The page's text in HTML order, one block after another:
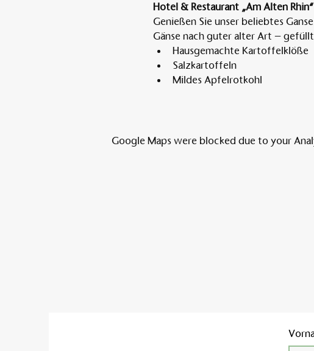
Hotel & Restaurant „Am Alten
Genießen Sie unser beliebtes
Gänse nach guter alter Art –
Hausgemachte Kartoffelklöße
Salzkartoffeln
Mildes Apfelrotkohl
Google Maps were blocked due to your